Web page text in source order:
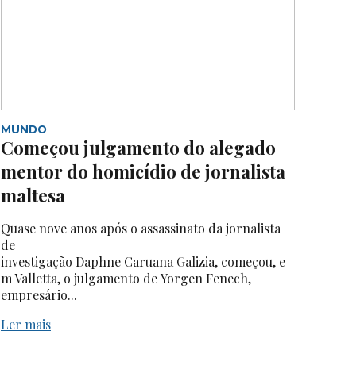
MUNDO
Começou julgamento do alegado
mentor do homicídio de jornalista
maltesa
Quase nove anos após o assassinato da jornalista
de
investigação Daphne Caruana Galizia, começou, e
m Valletta, o julgamento de Yorgen Fenech,
empresário...
Ler mais